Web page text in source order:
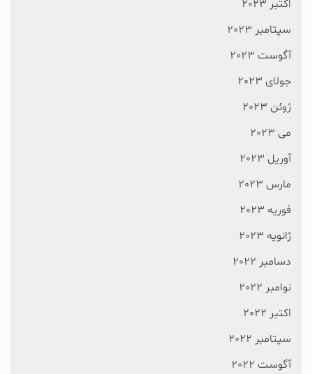
اکتبر 2023
سپتامبر 2023
آگوست 2023
جولای 2023
ژوئن 2023
می 2023
آوریل 2023
مارس 2023
فوریه 2023
ژانویه 2023
دسامبر 2022
نوامبر 2022
اکتبر 2022
سپتامبر 2022
آگوست 2022